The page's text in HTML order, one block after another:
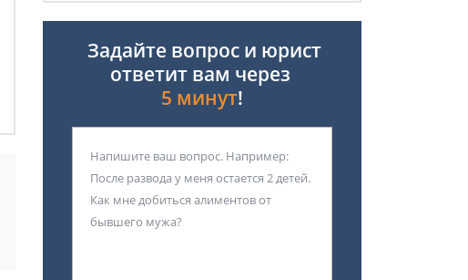
Задайте вопрос и юрист
ответит вам через
5 минут!